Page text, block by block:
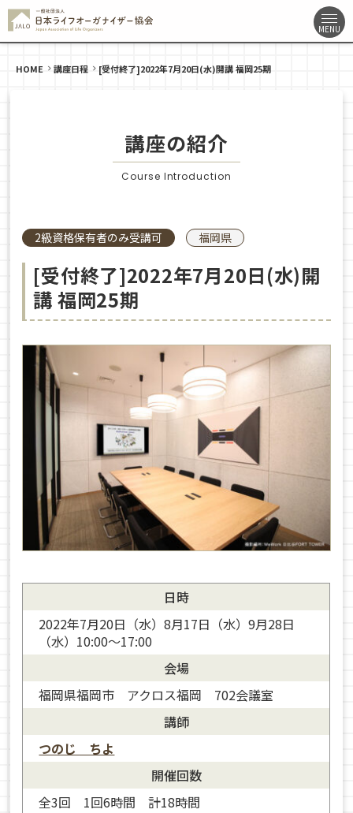
HOME 講座日程 [受付終了]2022年7月20日(水)開講 福岡25期
講座の紹介
Course Introduction
2級資格保有者のみ受講可 福岡県
[受付終了]2022年7月20日(水)開
講 福岡25期
日時
2022年7月20日（水）8月17日（水）9月28日
（水）10:00～17:00
会場
福岡県福岡市 アクロス福岡 702会議室
講師
つのじ ちよ
開催回数
全3回 1回6時間 計18時間